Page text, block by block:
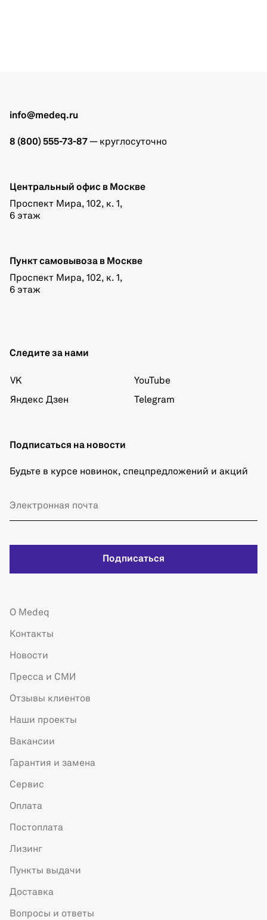
info@medeq.ru
8 (800) 555-73-87 — круглосуточно
Центральный офис в Москве
Проспект Мира, 102, к. 1,
6 этаж
Пункт самовывоза в Москве
Проспект Мира, 102, к. 1,
6 этаж
Следите за нами
VK
Яндекс Дзен
YouTube
Telegram
Подписаться на новости
Будьте в курсе новинок, спецпредложений и акций
Подписаться
О Medeq
Контакты
Новости
Пресса и СМИ
Отзывы клиентов
Наши проекты
Вакансии
Гарантия и замена
Сервис
Оплата
Постоплата
Лизинг
Пункты выдачи
Доставка
Вопросы и ответы